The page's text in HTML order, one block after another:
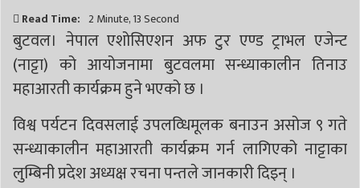
Read Time: 2 Minute, 13 Second
बुटवल। नेपाल एशोसिएशन अफ टुर एण्ड ट्राभल एजेन्ट
(नाट्टा) को आयोजनामा बुटवलमा सन्ध्याकालीन तिनाउ
महाआरती कार्यक्रम हुने भएको छ ।
विश्व पर्यटन दिवसलाई उपलव्धिमूलक बनाउन असोज ९ गते
सन्ध्याकालीन महाआरती कार्यक्रम गर्न लागिएको नाट्टाका
लुम्बिनी प्रदेश अध्यक्ष रचना पन्तले जानकारी दिइन् ।